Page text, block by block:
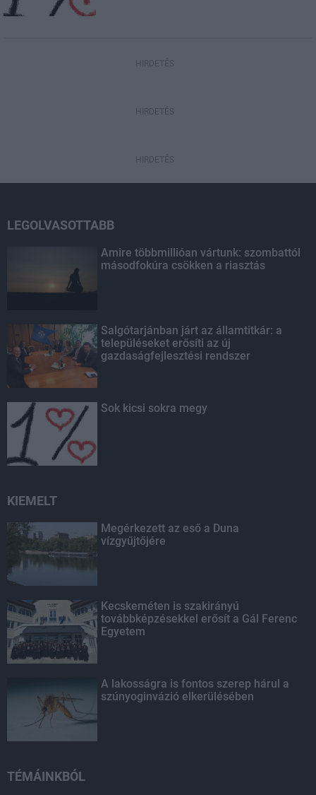
HIRDETÉS
HIRDETÉS
HIRDETÉS
LEGOLVASOTTABB
Amire többmillióan vártunk: szombattól
másodfokúra csökken a riasztás
Salgótarjánban járt az államtitkár: a
településeket erősíti az új
gazdaságfejlesztési rendszer
Sok kicsi sokra megy
KIEMELT
Megérkezett az eső a Duna
vízgyűjtőjére
Kecskeméten is szakirányú
továbbképzésekkel erősít a Gál Ferenc
Egyetem
A lakosságra is fontos szerep hárul a
szúnyoginvázió elkerülésében
TÉMÁINKBÓL